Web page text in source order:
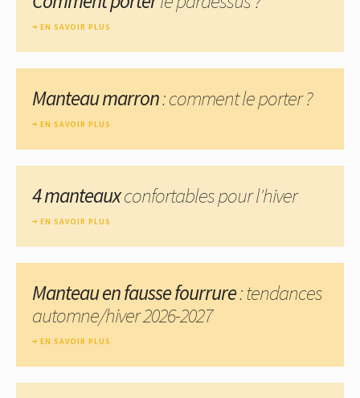
EN SAVOIR PLUS
Manteau marron: comment le porter ?
EN SAVOIR PLUS
4 manteauxconfortables pour l'hiver
EN SAVOIR PLUS
Manteau en fausse fourrure: tendances
automne/hiver 2026-2027
EN SAVOIR PLUS